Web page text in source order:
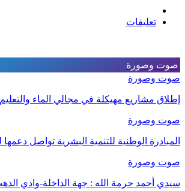
تعليقات
صوت وصورة
صوت وصورة
إطلاق مشاريع مهيكلة في مجالي الماء والتعليم
صوت وصورة
المبادرة الوطنية للتنمية البشرية تواصل
صوت وصورة
سيدي أحمد حرمة الله : جهة الداخلة-وادي